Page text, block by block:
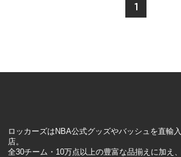
1
ロッカーズはNBA公式グッズやバッシュを直輸
店。
全30チーム・10万点以上の豊富な品揃えに加え